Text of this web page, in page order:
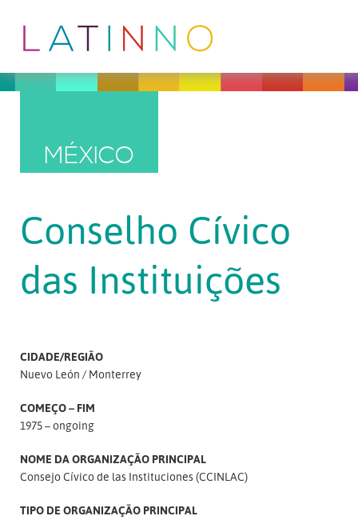
MÉXICO
Conselho Cívico
das Instituições
CIDADE/REGIÃO
Nuevo León
Monterrey
COMEÇO – FIM
1975 – ongoing
NOME DA ORGANIZAÇÃO PRINCIPAL
Consejo Cívico de las Instituciones (CCINLAC)
TIPO DE ORGANIZAÇÃO PRINCIPAL